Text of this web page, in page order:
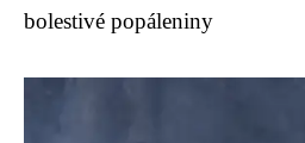
bolestivé popáleniny